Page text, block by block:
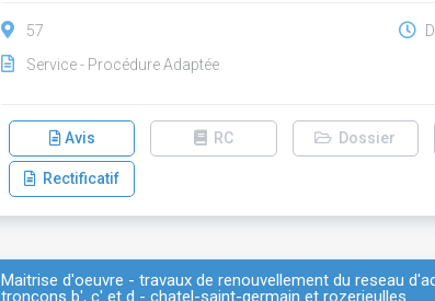
57
Service - Procédure Adaptée
Avis RC Dossier
Rectificatif
Maitrise d'oeuvre - travaux de renouvellement du reseau
tronçons b', c' et d - chatel-saint-germain et rozerieulles